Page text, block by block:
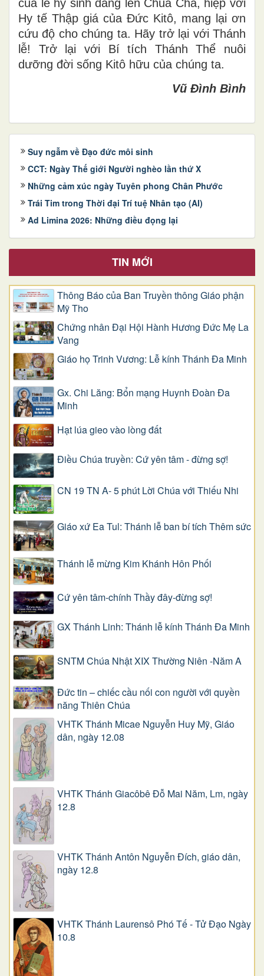
của lễ hy sinh dâng lên Chúa Cha, hiệp với
Hy tế Thập giá của Đức Kitô, mang lại ơn
cứu độ cho chúng ta. Hãy trở lại với Thánh
lễ! Trở lại với Bí tích Thánh Thể nuôi
dưỡng đời sống Kitô hữu của chúng ta.
Vũ Đình Bình
Suy ngẫm về Đạo đức môi sinh
CCT: Ngày Thế giới Người nghèo lần thứ X
Những cảm xúc ngày Tuyên phong Chân Phước
Trái Tim trong Thời đại Trí tuệ Nhân tạo (AI)
Ad Limina 2026: Những điều đọng lại
TIN MỚI
Thông Báo của Ban Truyền thông Giáo phận
Mỹ Tho
Chứng nhân Đại Hội Hành Hương Đức Mẹ La
Vang
Giáo họ Trinh Vương: Lễ kính Thánh Đa Minh
Gx. Chi Lăng: Bổn mạng Huynh Đoàn Đa
Minh
Hạt lúa gieo vào lòng đất
Điều Chúa truyền: Cứ yên tâm - đừng sợ!
CN 19 TN A- 5 phút Lời Chúa với Thiếu Nhi
Giáo xứ Ea Tul: Thánh lễ ban bí tích Thêm sức
Thánh lễ mừng Kim Khánh Hôn Phối
Cứ yên tâm-chính Thầy đây-đừng sợ!
GX Thánh Linh: Thánh lễ kính Thánh Đa Minh
SNTM Chúa Nhật XIX Thường Niên -Năm A
Đức tin – chiếc cầu nối con người với quyền
năng Thiên Chúa
VHTK Thánh Micae Nguyễn Huy Mỹ, Giáo
dân, ngày 12.08
VHTK Thánh Giacôbê Ðỗ Mai Năm, Lm, ngày
12.8
VHTK Thánh Antôn Nguyễn Ðích, giáo dân,
ngày 12.8
VHTK Thánh Laurensô Phó Tế - Tử Đạo Ngày
10.8